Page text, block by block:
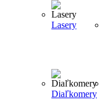
Lasery
Diaľkomery